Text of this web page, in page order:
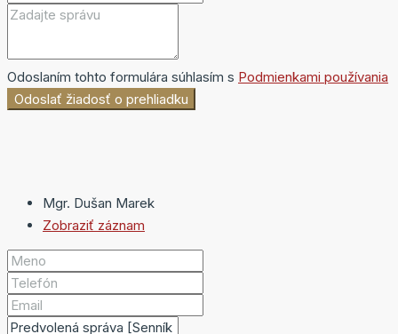
Odoslaním tohto formulára súhlasím s Podmienkami používania
Odoslať žiadosť o prehliadku
Mgr. Dušan Marek
Zobraziť záznam